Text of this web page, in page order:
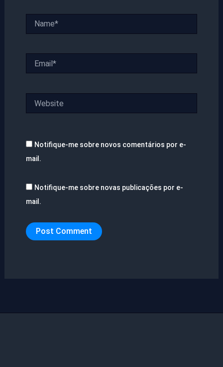
Notifique-me sobre novos comentários por e-
mail.
Notifique-me sobre novas publicações por e-
mail.